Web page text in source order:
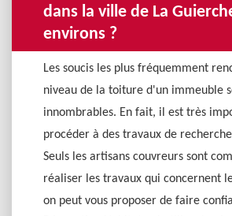
dans la ville de La
environs ?
Les soucis les plus fréquemment
niveau de la toiture d'un immeuble
innombrables. En fait, il est très
procéder à des travaux de
Seuls les artisans couvreurs sont
réaliser les travaux qui concernent
on peut vous proposer de faire